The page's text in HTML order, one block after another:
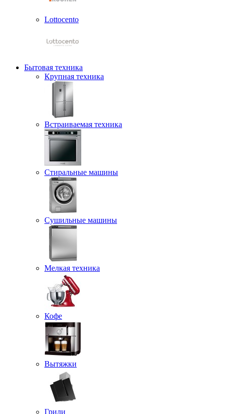
Lottocento
Бытовая техника
Крупная техника
Встраиваемая техника
Стиральные машины
Сушильные машины
Мелкая техника
Кофе
Вытяжки
Грили